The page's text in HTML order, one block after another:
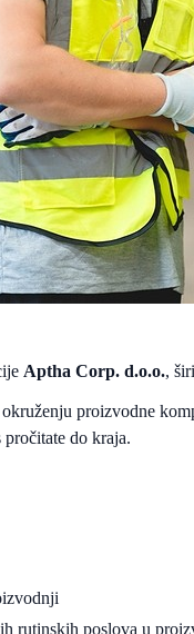
Aptha Corp. d.o.o.,
proizvodne
do kraja.
rutinskih poslova u